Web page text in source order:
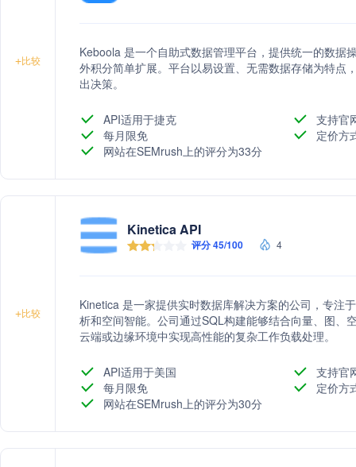
+比较
Keboola 是一个自助式数据管理平台，提供统一的数据
外积分简单扩展。平台以易设置、无需数据存储为特点
出决策。
API适用于捷克
支持官
每月限免
定价方
网站在SEMrush上的评分为33分
+比较
Kinetica API
评分 45/100 4
Kinetica 是一家提供实时数据库解决方案的公司，专注
析和空间智能。公司通过SQL构建能够结合向量、图、
云端或边缘环境中实现高性能的复杂工作负载处理。
API适用于美国
支持官
每月限免
定价方
网站在SEMrush上的评分为30分